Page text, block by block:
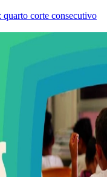
corte consecutivo